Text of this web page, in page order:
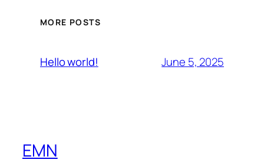
MORE POSTS
Hello world! June 5, 2025
EMN